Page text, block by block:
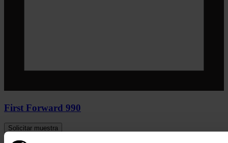
First Forward 990
Solicitar muestra
Descargar imagen